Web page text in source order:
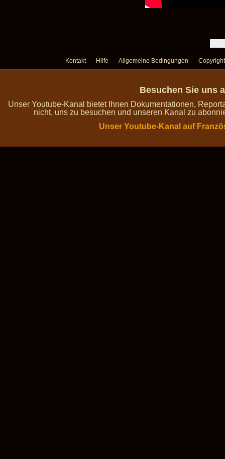
Kontakt Hilfe Allgemeine Bedingungen Copyright
Besuchen Sie uns
Unser Youtube-Kanal bietet Ihnen Dokumentationen,
nicht, uns zu besuchen und unseren Kanal zu
Unser Youtube-Kanal auf